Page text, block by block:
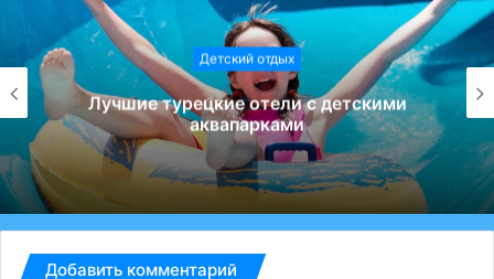
Детский отдых
Лучшие турецкие отели с детскими
аквапарками
Добавить комментарий